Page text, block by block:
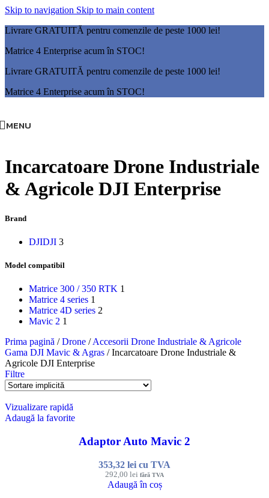
Skip to navigation Skip to main content
Livrare GRATUITĂ pentru comenzile de peste 1000 lei!
Matrice 4 Enterprise acum în STOC!
Livrare GRATUITĂ pentru comenzile de peste 1000 lei!
Matrice 4 Enterprise acum în STOC!
MENU
Incarcatoare Drone Industriale
& Agricole DJI Enterprise
Brand
DJIDJI 3
Model compatibil
Matrice 300 / 350 RTK 1
Matrice 4 series 1
Matrice 4D series 2
Mavic 2 1
Prima pagină / Drone / Accesorii Drone Industriale & Agricole
Gama DJI Mavic & Agras / Incarcatoare Drone Industriale &
Agricole DJI Enterprise
Filtre
Vizualizare rapidă
Adaugă la favorite
Adaptor Auto Mavic 2
292,00 lei fără TVA
353,32 lei cu TVA
Adaugă în coș